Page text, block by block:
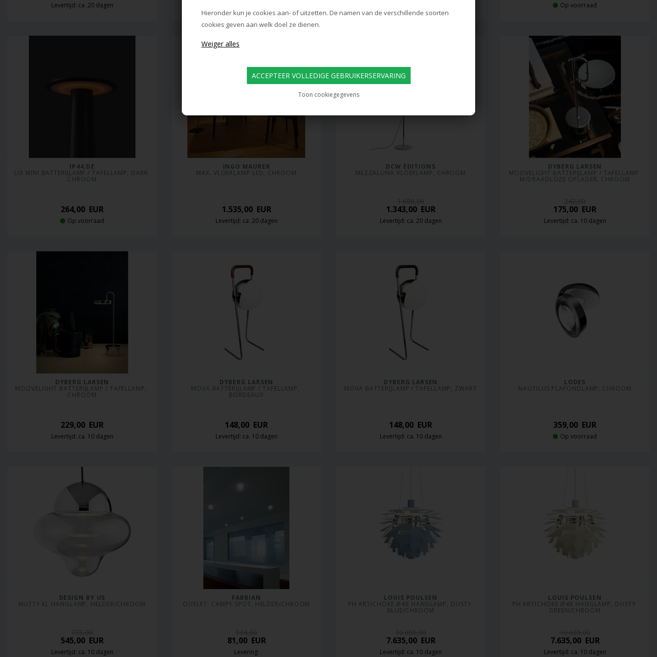
Hieronder kun je cookies aan- of uitzetten. De namen van de verschillende soorten
cookies geven aan welk doel ze dienen.
Toon cookiegegevens
Levertijd: ca. 20 dagen Op voorraad
IP44.DE
LIX MINI BATTERIJLAMP / TAFELLAMP, DARK
CHROOM
264,00 EUR
Op voorraad
INGO MAURER
MAX. VLOERLAMP LED, CHROOM
1.535,00EUR
Levertijd: ca. 20 dagen
DCW ÉDITIONS
MEZZALUNA VLOERLAMP, CHROOM
1.343,00EUR
Levertijd: ca. 20 dagen
DYBERG LARSEN
MOOVELIGHT BATTERIJLAMP / TAFELLAMP
M/DRAADLOZE OPLADER, CHROOM
175,00 EUR
Levertijd: ca. 10 dagen
DYBERG LARSEN
MOOVELIGHT BATTERIJLAMP / TAFELLAMP,
CHROOM
229,00 EUR
Levertijd: ca. 10 dagen
DYBERG LARSEN
MOVA BATTERIJLAMP / TAFELLAMP,
BORDEAUX
148,00 EUR
Levertijd: ca. 10 dagen
DYBERG LARSEN
MOVA BATTERIJLAMP / TAFELLAMP, ZWART
148,00 EUR
Levertijd: ca. 10 dagen
LODES
NAUTILUS PLAFONDLAMP, CHROOM
359,00 EUR
Op voorraad
DESIGN BY US
NUTTY XL HANGLAMP, HELDER/CHROOM
545,00 EUR
Levertijd: ca. 10 dagen
FABBIAN
OUTLET: CAMPY SPOT, HELDER/CHROOM
81,00EUR
Levering:
LOUIS POULSEN
PH ARTICHOKE Ø48 HANGLAMP, DUSTY
BLUE/CHROOM
7.635,00EUR
Levertijd: ca. 10 dagen
LOUIS POULSEN
PH ARTICHOKE Ø48 HANGLAMP, DUSTY
GREEN/CHROOM
7.635,00EUR
Levertijd: ca. 10 dagen